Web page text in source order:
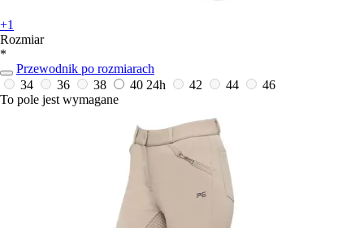
+1
Rozmiar
*
Przewodnik po rozmiarach
34
36 38 40 24h 42 44
46
To pole jest wymagane